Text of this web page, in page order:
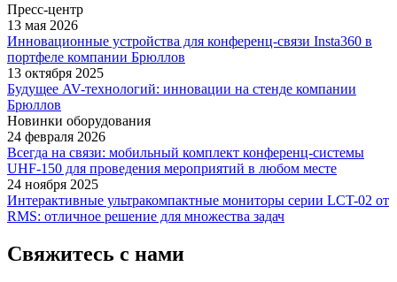
Пресс-центр
13 мая 2026
Инновационные устройства для конференц-связи Insta360 в
портфеле компании Брюллов
13 октября 2025
Будущее AV-технологий: инновации на стенде компании
Брюллов
Новинки оборудования
24 февраля 2026
Всегда на связи: мобильный комплект конференц-системы
UHF-150 для проведения мероприятий в любом месте
24 ноября 2025
Интерактивные ультракомпактные мониторы серии LCT-02 от
RMS: отличное решение для множества задач
Свяжитесь с нами